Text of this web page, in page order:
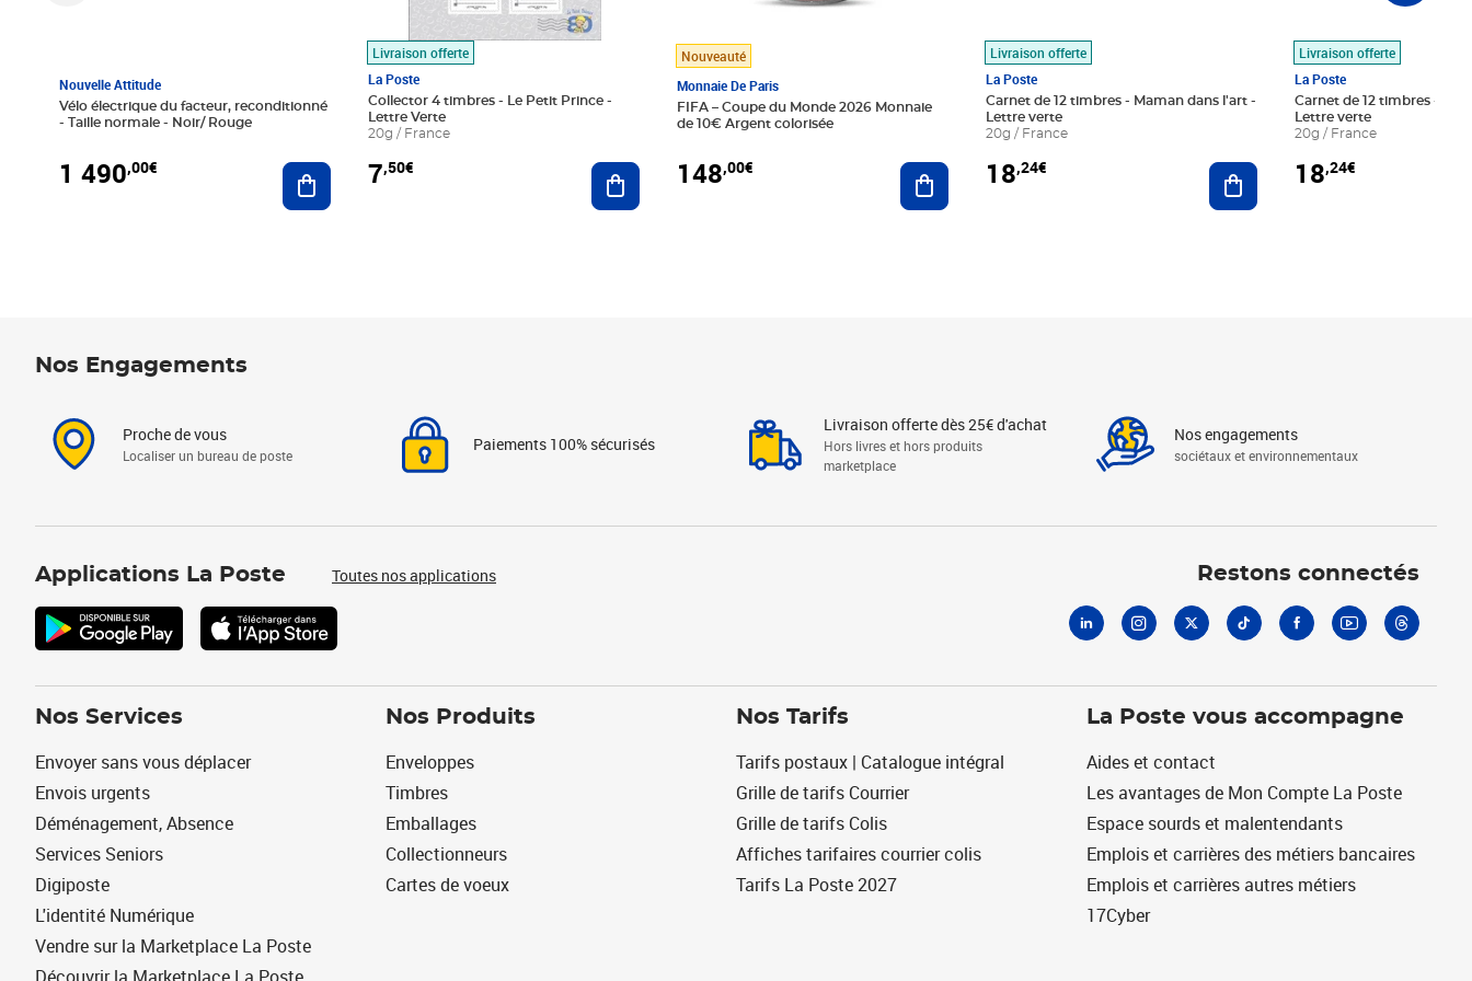
Nouvelle Attitude
Vélo électrique du facteur, reconditionné
- Taille normale - Noir/ Rouge
1 490,00€ Ajouter au panier
Livraison offerte
La Poste
Collector 4 timbres - Le Petit Prince -
Lettre Verte
20g / France
7,50€ Ajouter au panier
Nouveauté
Monnaie De Paris
FIFA – Coupe du Monde 2026 Monnaie
de 10€ Argent colorisée
148,00€ Ajouter au panier
Livraison offerte
La Poste
Carnet de 12 timbres - Maman dans l'art -
Lettre verte
20g / France
18,24€ Ajouter au panier
Livraison offerte
La Poste
Carnet de 12 timbres - Le
Lettre verte
20g / France
18,24€
Nos Engagements
Proche de vous
Localiser un bureau de poste
Paiements 100% sécurisés
Livraison offerte dès 25€ d'achat
Hors livres et hors produits
marketplace
Nos engagements
sociétaux et environnementaux
Applications La Poste Toutes nos applications Restons connectés
Nos Services
Envoyer sans vous déplacer
Envois urgents
Déménagement, Absence
Services Seniors
Digiposte
L'identité Numérique
Vendre sur la Marketplace La Poste
Nos Produits
Enveloppes
Timbres
Emballages
Collectionneurs
Cartes de voeux
Nos Tarifs
Tarifs postaux | Catalogue intégral
Grille de tarifs Courrier
Grille de tarifs Colis
Affiches tarifaires courrier colis
Tarifs La Poste 2027
La Poste vous accompagne
Aides et contact
Les avantages de Mon Compte La Poste
Espace sourds et malentendants
Emplois et carrières des métiers bancaires
Emplois et carrières autres métiers
17Cyber